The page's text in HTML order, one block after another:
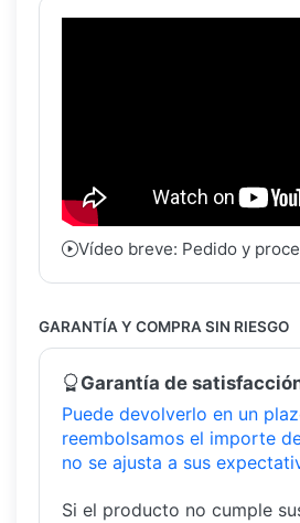
Vídeo breve: Pedido y
GARANTÍA Y COMPRA SIN RIESGO
Garantía de
Puede devolverlo en un
reembolsamos el importe
no se ajusta a sus
Si el producto no cumple